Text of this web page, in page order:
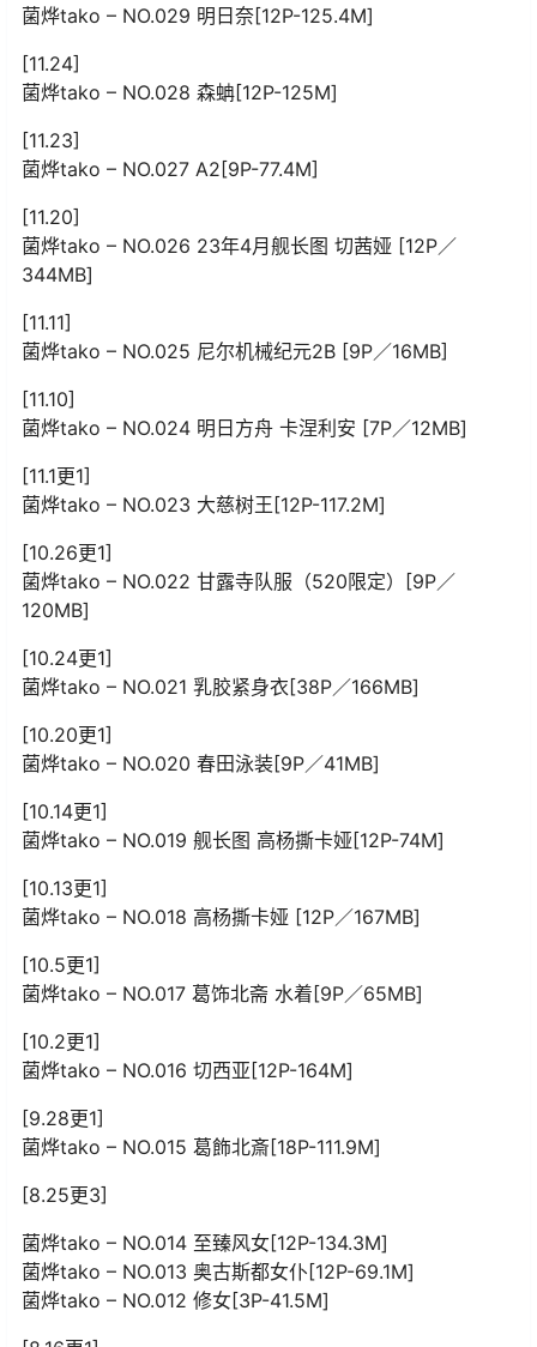
菌烨tako – NO.029 明日奈[12P-125.4M]
[11.24]
菌烨tako – NO.028 森蚺[12P-125M]
[11.23]
菌烨tako – NO.027 A2[9P-77.4M]
[11.20]
菌烨tako – NO.026 23年4月舰长图 切茜娅 [12P／
344MB]
[11.11]
菌烨tako – NO.025 尼尔机械纪元2B [9P／16MB]
[11.10]
菌烨tako – NO.024 明日方舟 卡涅利安 [7P／12MB]
[11.1更1]
菌烨tako – NO.023 大慈树王[12P-117.2M]
[10.26更1]
菌烨tako – NO.022 甘露寺队服（520限定）[9P／
120MB]
[10.24更1]
菌烨tako – NO.021 乳胶紧身衣[38P／166MB]
[10.20更1]
菌烨tako – NO.020 春田泳装[9P／41MB]
[10.14更1]
菌烨tako – NO.019 舰长图 高杨撕卡娅[12P-74M]
[10.13更1]
菌烨tako – NO.018 高杨撕卡娅 [12P／167MB]
[10.5更1]
菌烨tako – NO.017 葛饰北斋 水着[9P／65MB]
[10.2更1]
菌烨tako – NO.016 切西亚[12P-164M]
[9.28更1]
菌烨tako – NO.015 葛飾北斎[18P-111.9M]
[8.25更3]
菌烨tako – NO.014 至臻风女[12P-134.3M]
菌烨tako – NO.013 奥古斯都女仆[12P-69.1M]
菌烨tako – NO.012 修女[3P-41.5M]